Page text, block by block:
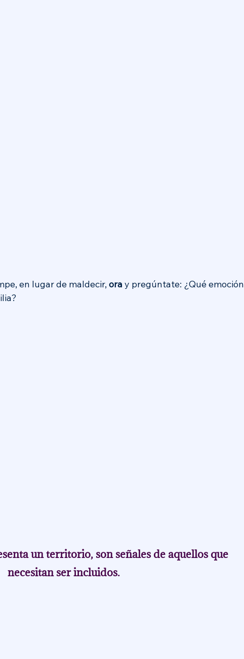
en lugar de maldecir, ora y pregúntate: ¿Qué emoción
un territorio, son señales de aquellos que
necesitan ser incluidos.